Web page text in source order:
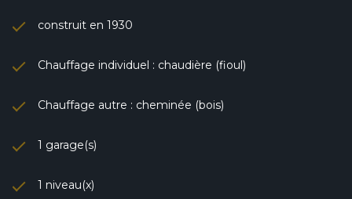
construit en 1930
Chauffage individuel : chaudière (fioul)
Chauffage autre : cheminée (bois)
1 garage(s)
1 niveau(x)